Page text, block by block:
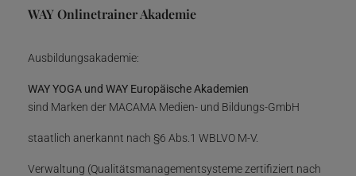
WAY Onlinetrainer Akademie
Ausbildungsakademie:
WAY YOGA und WAY Europäische Akademien
sind Marken der MACAMA Medien- und Bildungs-GmbH
staatlich anerkannt nach §6 Abs.1 WBLVO M-V.
Verwaltung (Qualitätsmanagementsysteme zertifiziert nach